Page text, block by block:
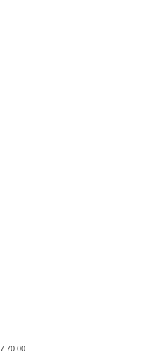
70 00